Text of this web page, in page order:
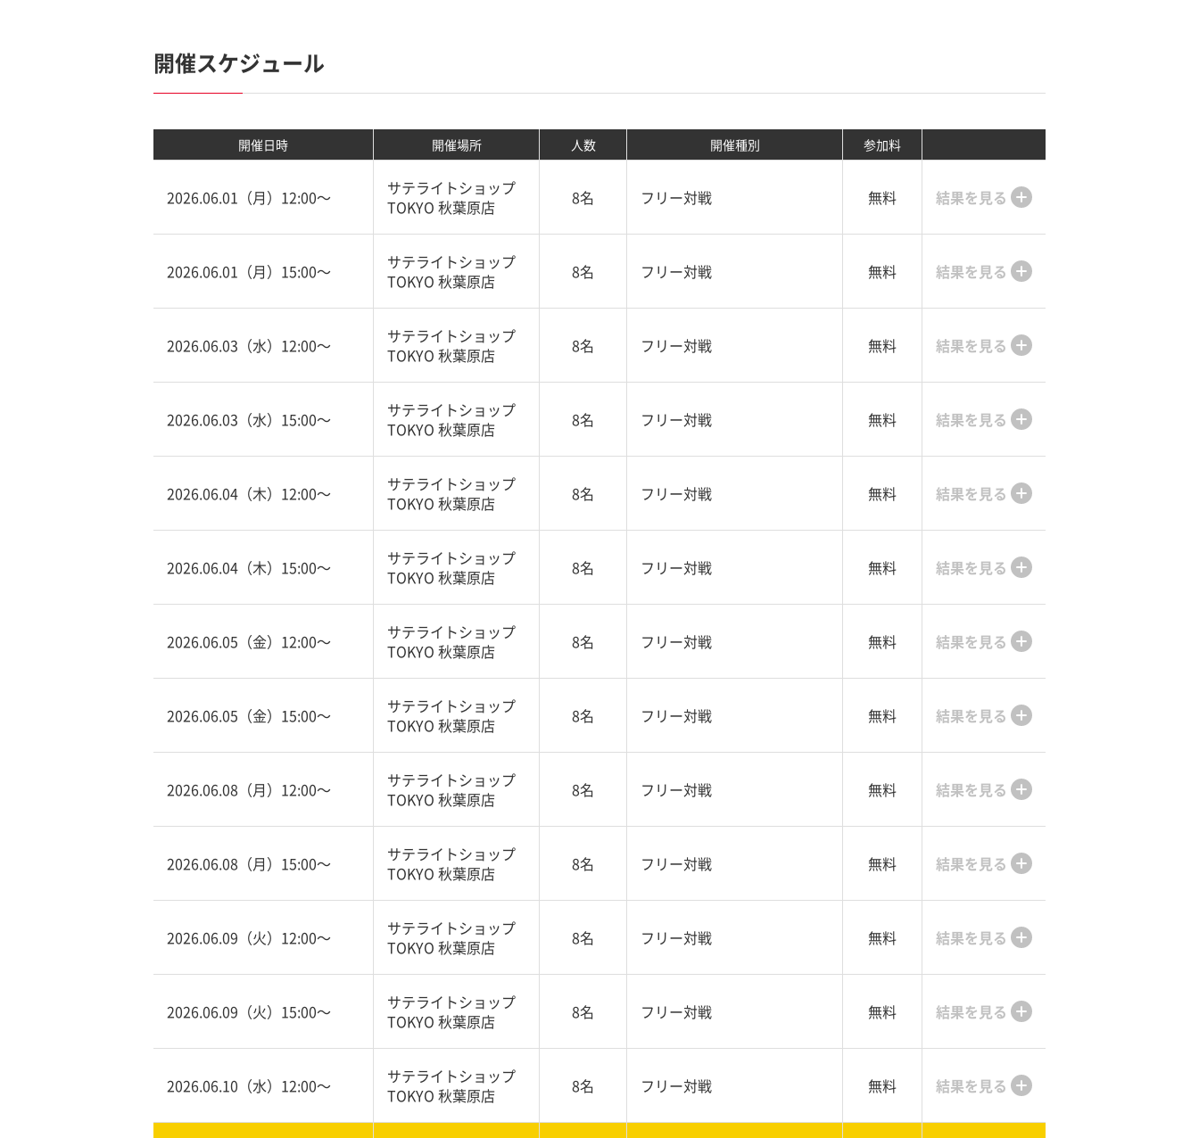
開催スケジュール
開催日時 開催場所 人数 開催種別 参加料
2026.06.01（月）12:00〜
サテライトショップ
TOKYO 秋葉原店
8名 フリー対戦 無料 結果を見る
2026.06.01（月）15:00〜
サテライトショップ
TOKYO 秋葉原店
8名 フリー対戦 無料 結果を見る
2026.06.03（水）12:00〜
サテライトショップ
TOKYO 秋葉原店
8名 フリー対戦 無料 結果を見る
2026.06.03（水）15:00〜
サテライトショップ
TOKYO 秋葉原店
8名 フリー対戦 無料 結果を見る
2026.06.04（木）12:00〜
サテライトショップ
TOKYO 秋葉原店
8名 フリー対戦 無料 結果を見る
2026.06.04（木）15:00〜
サテライトショップ
TOKYO 秋葉原店
8名 フリー対戦 無料 結果を見る
2026.06.05（金）12:00〜
サテライトショップ
TOKYO 秋葉原店
8名 フリー対戦 無料 結果を見る
2026.06.05（金）15:00〜
サテライトショップ
TOKYO 秋葉原店
8名 フリー対戦 無料 結果を見る
2026.06.08（月）12:00〜
サテライトショップ
TOKYO 秋葉原店
8名 フリー対戦 無料 結果を見る
2026.06.08（月）15:00〜
サテライトショップ
TOKYO 秋葉原店
8名 フリー対戦 無料 結果を見る
2026.06.09（火）12:00〜
サテライトショップ
TOKYO 秋葉原店
8名 フリー対戦 無料 結果を見る
2026.06.09（火）15:00〜
サテライトショップ
TOKYO 秋葉原店
8名 フリー対戦 無料 結果を見る
2026.06.10（水）12:00〜
サテライトショップ
TOKYO 秋葉原店
8名 フリー対戦 無料 結果を見る